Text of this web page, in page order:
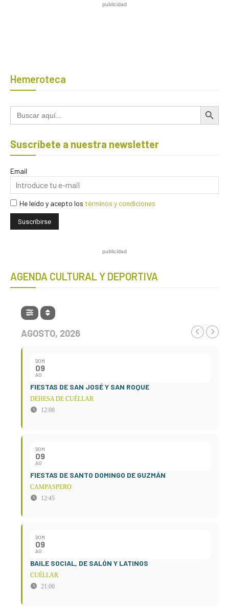
publicidad
Hemeroteca
Buscar: Botón de
Suscríbete a nuestra newsletter
Email
He leído y acepto los términos y condiciones
publicidad
AGENDA CULTURAL Y DEPORTIVA
AGOSTO, 2026
DOM
09
AG
FIESTAS DE SAN JOSÉ Y SAN ROQUE
DEHESA DE CUÉLLAR
12:00
DOM
09
AG
FIESTAS DE SANTO DOMINGO DE GUZMÁN
CAMPASPERO
12:45
DOM
09
AG
BAILE SOCIAL, DE SALÓN Y LATINOS
CUÉLLAR
21:00